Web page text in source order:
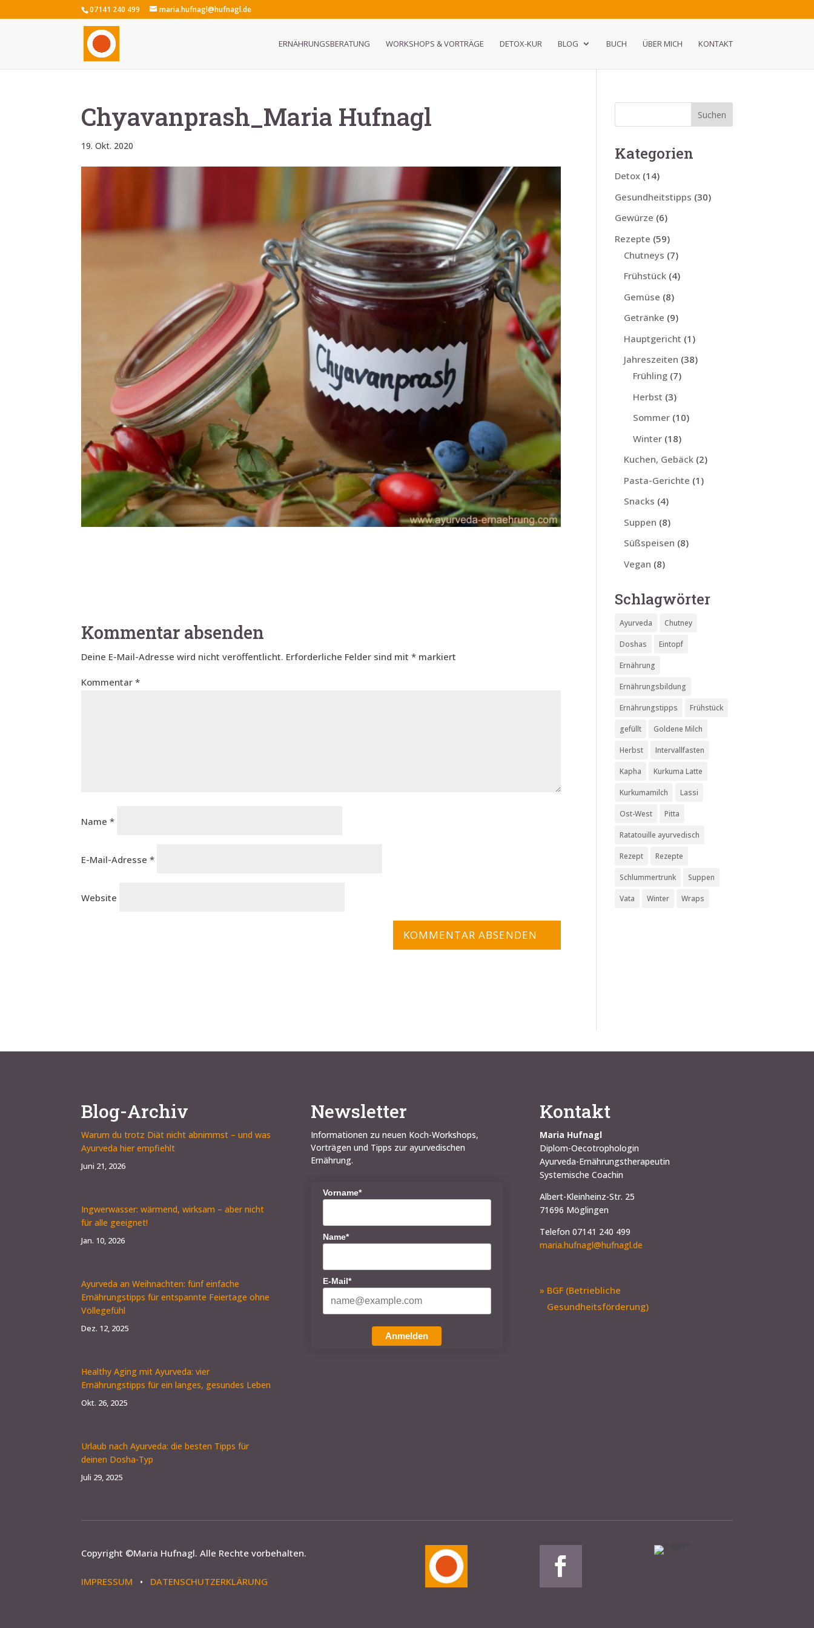
07141 240 499 maria.hufnagl@hufnagl.de
ERNÄHRUNGSBERATUNG WORKSHOPS & VORTRÄGE DETOX-KUR BLOG BUCH ÜBER MICH KONTAKT
Chyavanprash_Maria Hufnagl
19. Okt. 2020
Kommentar absenden
Deine E-Mail-Adresse wird nicht veröffentlicht. Erforderliche Felder sind mit* markiert
Kommentar*
Name*
E-Mail-Adresse*
Website
Kategorien
Detox (14)
Gesundheitstipps (30)
Gewürze (6)
Rezepte (59)
Chutneys (7)
Frühstück (4)
Gemüse (8)
Getränke (9)
Hauptgericht (1)
Jahreszeiten (38)
Frühling (7)
Herbst (3)
Sommer (10)
Winter (18)
Kuchen, Gebäck (2)
Pasta-Gerichte (1)
Snacks (4)
Suppen (8)
Süßspeisen (8)
Vegan (8)
Schlagwörter
Ayurveda Chutney
Doshas Eintopf
Ernährung
Ernährungsbildung
Ernährungstipps Frühstück
gefüllt Goldene Milch
Herbst Intervallfasten
Kapha Kurkuma Latte
Kurkumamilch Lassi
Ost-West Pitta
Ratatouille ayurvedisch
Rezept Rezepte
Schlummertrunk Suppen
Vata Winter Wraps
Blog-Archiv
Warum du trotz Diät nicht abnimmst – und was
Ayurveda hier empfiehlt
Juni 21, 2026
Ingwerwasser: wärmend, wirksam – aber nicht
für alle geeignet!
Jan. 10, 2026
Ayurveda an Weihnachten: fünf einfache
Ernährungstipps für entspannte Feiertage ohne
Völlegefühl
Dez. 12, 2025
Healthy Aging mit Ayurveda: vier
Ernährungstipps für ein langes, gesundes Leben
Okt. 26, 2025
Urlaub nach Ayurveda: die besten Tipps für
deinen Dosha-Typ
Juli 29, 2025
Newsletter
Informationen zu neuen Koch-Workshops,
Vorträgen und Tipps zur ayurvedischen
Ernährung.
Vorname*
Name*
E-Mail*
Anmelden
Kontakt
Maria Hufnagl
Diplom-Oecotrophologin
Ayurveda-Ernährungstherapeutin
Systemische Coachin
Albert-Kleinheinz-Str. 25
71696 Möglingen
Telefon 07141 240 499
maria.hufnagl@hufnagl.de
» BGF (Betriebliche
Gesundheitsförderung)
Copyright ©Maria Hufnagl. Alle Rechte vorbehalten.
IMPRESSUM • DATENSCHUTZERKLÄRUNG